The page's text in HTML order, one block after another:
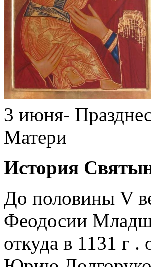
3 июня-
Матери
История
До половины V
Феодосии
откуда в 1131 г .